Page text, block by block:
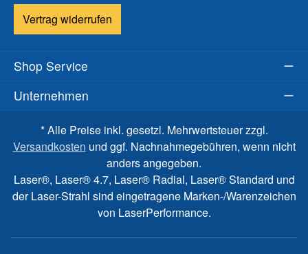
Vertrag widerrufen
Shop Service
Unternehmen
* Alle Preise inkl. gesetzl. Mehrwertsteuer zzgl.
Versandkosten und ggf. Nachnahmegebühren, wenn nicht
anders angegeben.
Laser®, Laser® 4.7, Laser® Radial, Laser® Standard und
der Laser-Strahl sind eingetragene Marken-/Warenzeichen
von LaserPerformance.